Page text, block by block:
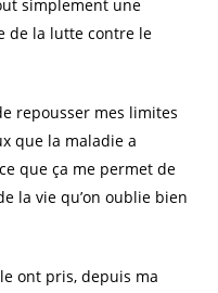
simplement une
de la lutte contre le
repousser mes limites
que la maladie a
que ça me permet de
la vie qu’on oublie bien
ont pris, depuis ma